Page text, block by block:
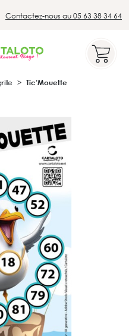
Contactez-nous au 05 63 38 34 64
Tic’Mouette